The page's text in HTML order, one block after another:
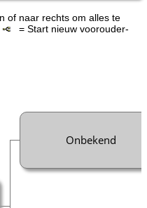
of naar rechts om alles te
= Start nieuw voorouder-
Onbekend